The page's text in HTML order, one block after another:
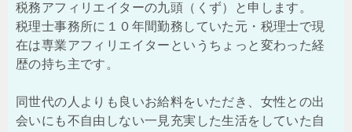
税務アフィリエイターの九頭（くず）と申します。
税理士事務所に１０年間勤務していた元・税理士で現
在は専業アフィリエイターというちょっと変わった経
歴の持ち主です。
同世代の人よりも良いお給料をいただき、女性との出
会いにも不自由しない一見充実した生活をしていた自